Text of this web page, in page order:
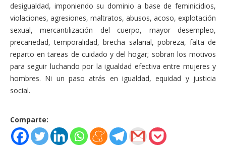
desigualdad, imponiendo su dominio a base de feminicidios,
violaciones, agresiones, maltratos, abusos, acoso, explotación
sexual, mercantilización del cuerpo, mayor desempleo,
precariedad, temporalidad, brecha salarial, pobreza, falta de
reparto en tareas de cuidado y del hogar; sobran los motivos
para seguir luchando por la igualdad efectiva entre mujeres y
hombres. Ni un paso atrás en igualdad, equidad y justicia
social.
Comparte: